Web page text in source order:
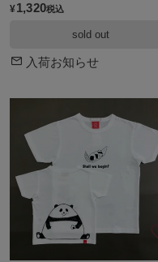
¥1,320税込
sold out
入荷お知らせ